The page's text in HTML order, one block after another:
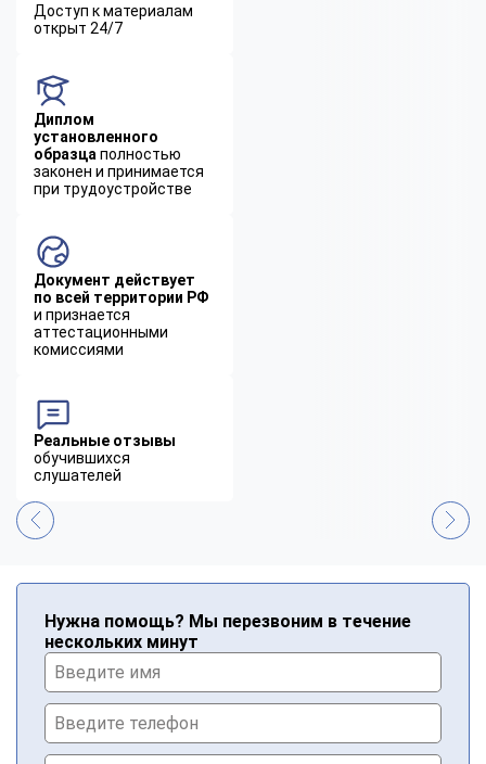
Доступ к материалам
открыт 24/7
Диплом
установленного
образца полностью
законен и принимается
при трудоустройстве
Документ действует
по всей территории РФ
и признается
аттестационными
комиссиями
Реальные отзывы
обучившихся
слушателей
Нужна помощь? Мы перезвоним в течение
нескольких минут